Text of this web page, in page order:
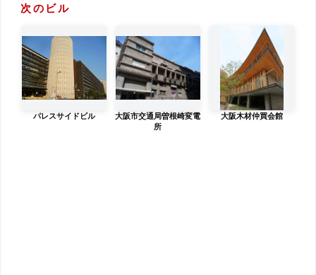
次のビル
パレスサイドビル
大阪市交通局曽根崎変電
所
大阪木材仲買会館